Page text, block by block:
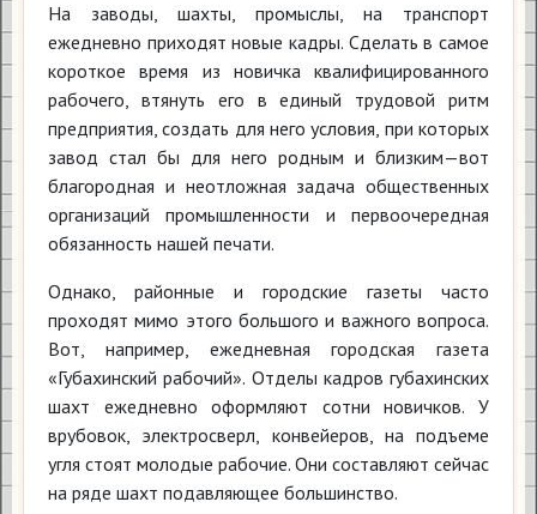
На заводы, шахты, промыслы, нa транспорт
ежедневно приходят новые кадры. Сделать в самое
короткое время из новичка квалифицированного
рабочего, втянуть его в единый трудовой ритм
предприятия, создать для него условия, при которых
завод стал бы для него родным и близким—вот
благородная и неотложная задача общественных
организаций промышленности и первоочередная
обязанность нашей печати.
Однако, районные и городские газеты часто
проходят мимо этого большого и важного вопроса.
Вот, например, ежедневная городская газета
«Губахинский рабочий». Отделы кадров губахинских
шахт ежедневно оформляют сотни новичков. У
врубовок, электросверл, конвейеров, на подъеме
угля стоят молодые рабочие. Они составляют сейчас
на ряде шахт подавляющее большинство.